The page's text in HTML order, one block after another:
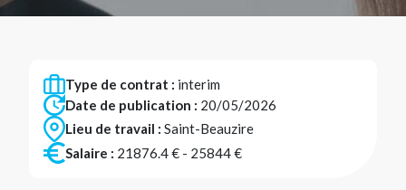
Type de contrat : interim
Date de publication : 20/05/2026
Lieu de travail : Saint-Beauzire
Salaire : 21876.4 € - 25844 €